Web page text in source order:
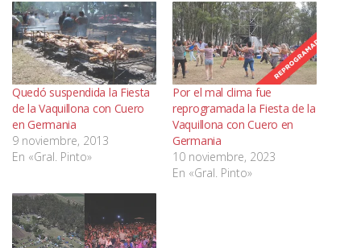
Quedó suspendida la Fiesta
de la Vaquillona con Cuero
en Germania
9 noviembre, 2013
En «Gral. Pinto»
Por el mal clima fue
reprogramada la Fiesta de la
Vaquillona con Cuero en
Germania
10 noviembre, 2023
En «Gral. Pinto»